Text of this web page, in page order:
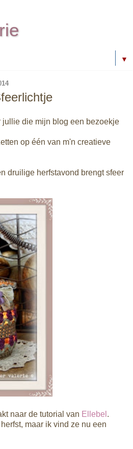
▼
jullie die mijn blog een bezoekje
op één van m'n creatieve
druilige herfstavond brengt sfeer
naar de tutorial van Ellebel .
maar ik vind ze nu een